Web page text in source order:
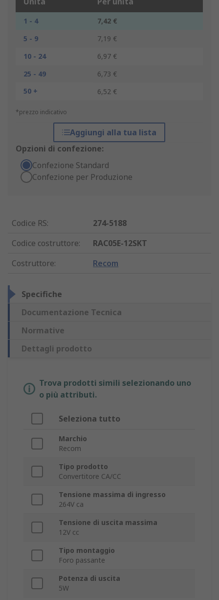
1 - 4
7,42 €
5 - 9
7,19 €
10 - 24
6,97 €
25 - 49
6,73 €
50 +
6,52 €
*prezzo indicativo
Aggiungi alla tua lista
Opzioni di confezione:
Confezione Standard
Confezione per Produzione
Codice RS:
274-5188
Codice costruttore:
RAC05E-12SKT
Costruttore: Recom
Specifiche
Documentazione Tecnica
Normative
Dettagli prodotto
Trova prodotti simili selezionando uno
o più attributi.
Seleziona tutto
Marchio
Recom
Tipo prodotto
Convertitore CA/CC
Tensione massima di ingresso
264V ca
Tensione di uscita massima
12V cc
Tipo montaggio
Foro passante
Potenza di uscita
5W